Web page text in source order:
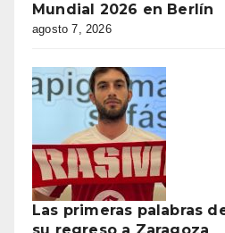
Mundial 2026 en Berlín
agosto 7, 2026
Las primeras palabras